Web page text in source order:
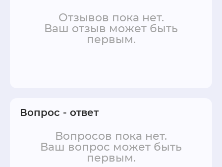
Отзывов пока нет.
Ваш отзыв может быть
первым.
Вопрос - ответ
Вопросов пока нет.
Ваш вопрос может быть
первым.